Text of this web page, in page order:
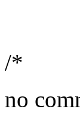
/*
no